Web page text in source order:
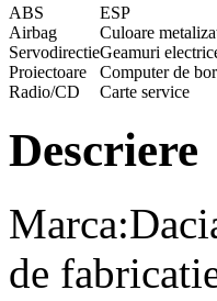
ABS ESP
Airbag
Culoare
ServodirectieGeamuri
Proiectoare
Computer de
Radio/CD
Carte service
Descriere
de